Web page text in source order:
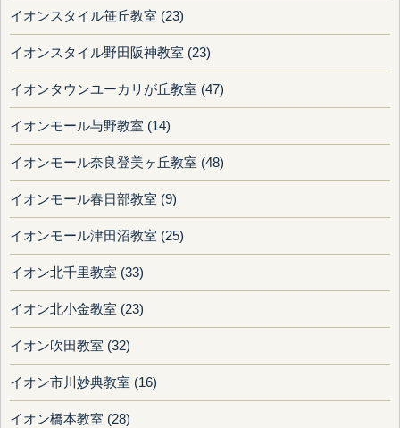
イオンスタイル笹丘教室 (23)
イオンスタイル野田阪神教室 (23)
イオンタウンユーカリが丘教室 (47)
イオンモール与野教室 (14)
イオンモール奈良登美ヶ丘教室 (48)
イオンモール春日部教室 (9)
イオンモール津田沼教室 (25)
イオン北千里教室 (33)
イオン北小金教室 (23)
イオン吹田教室 (32)
イオン市川妙典教室 (16)
イオン橋本教室 (28)